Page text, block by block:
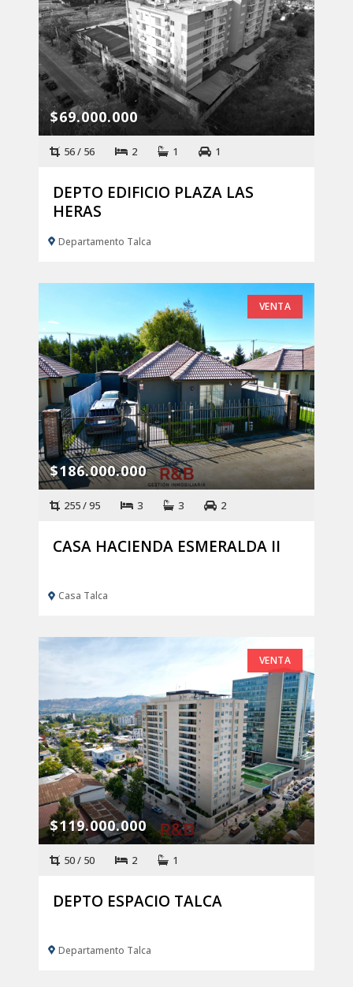
$69.000.000
56 / 56 2 1 1
DEPTO EDIFICIO PLAZA LAS
HERAS
Departamento Talca
VENTA
$186.000.000
255 / 95 3 3 2
CASA HACIENDA ESMERALDA II
Casa Talca
VENTA
$119.000.000
50 / 50 2 1
DEPTO ESPACIO TALCA
Departamento Talca